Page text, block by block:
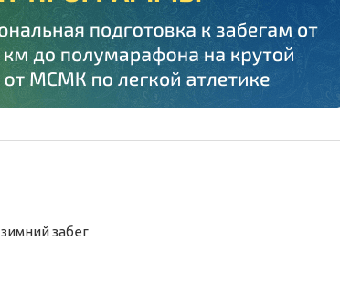
зимнийзабег